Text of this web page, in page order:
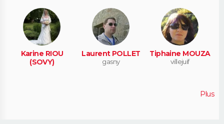
Karine RIOU
(SOVY)
Laurent POLLET
gasny
Tiphaine MOUZA
villejuif
Plus